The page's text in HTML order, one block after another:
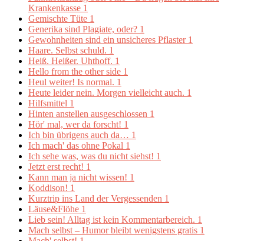
Krankenkasse 1
Gemischte Tüte 1
Generika sind Plagiate, oder? 1
Gewohnheiten sind ein unsicheres Pflaster 1
Haare. Selbst schuld. 1
Heiß. Heißer. Uhthoff. 1
Hello from the other side 1
Heul weiter! Is normal. 1
Heute leider nein. Morgen vielleicht auch. 1
Hilfsmittel 1
Hinten anstellen ausgeschlossen 1
Hör' mal, wer da forscht! 1
Ich bin übrigens auch da… 1
Ich mach' das ohne Pokal 1
Ich sehe was, was du nicht siehst! 1
Jetzt erst recht! 1
Kann man ja nicht wissen! 1
Koddison! 1
Kurztrip ins Land der Vergessenden 1
Läuse&Flöhe 1
Lieb sein! Alltag ist kein Kommentarbereich. 1
Mach selbst – Humor bleibt wenigstens gratis 1